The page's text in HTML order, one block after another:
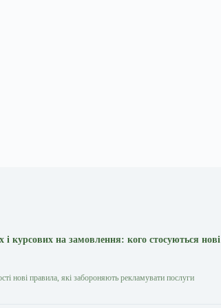
курсових на замовлення: кого стосуються нові
нові правила, які забороняють рекламувати послуги